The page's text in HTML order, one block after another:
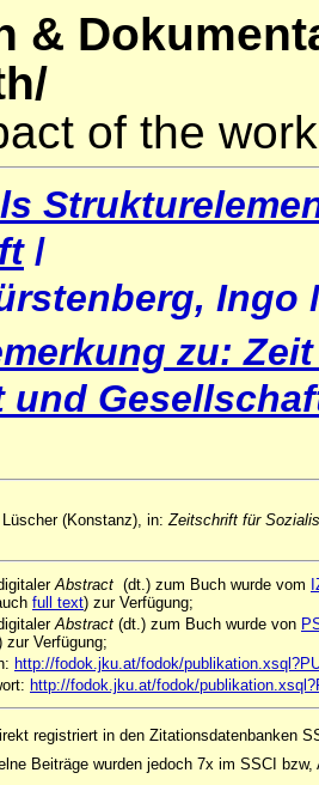
&
of the
/
Ingo
zu:
und
Lüscher (Konstanz), in:Zeitschrift für
Abstract (dt.) zum Buch wurde vom
full text) zur Verfügung;
Abstract (dt.) zum Buch wurde von
zur Verfügung;
http://fodok.jku.at/fodok/
http://fodok.jku.at/fodok/
registriert in den Zitationsdatenbanken
Beiträge wurden jedoch 7x im SSCI bzw,